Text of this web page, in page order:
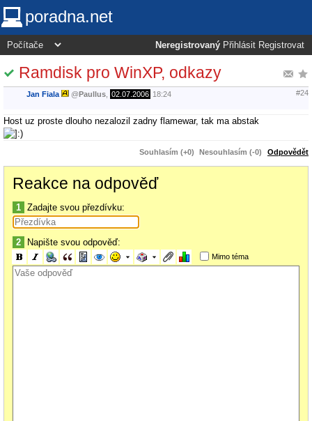
poradna.net
Neregistrovaný Přihlásit Registrovat
Ramdisk pro WinXP, odkazy
Jan Fiala @Paullus 02.07.2006 18:24 #24
Host uz proste dlouho nezalozil zadny flamewar, tak ma abstak
Souhlasím (+0) Nesouhlasím (-0) Odpovědět
Reakce na odpověď
1 Zadajte svou přezdívku:
2 Napište svou odpověď:
Mimo téma